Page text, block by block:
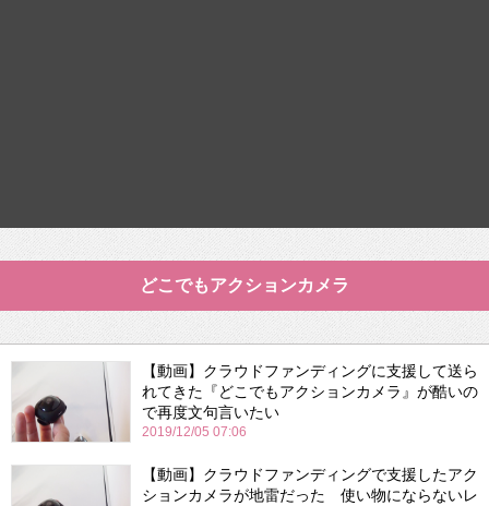
どこでもアクションカメラ
【動画】クラウドファンディングに支援して送ら
れてきた『どこでもアクションカメラ』が酷いの
で再度文句言いたい
2019/12/05 07:06
【動画】クラウドファンディングで支援したアク
ションカメラが地雷だった 使い物にならないレ